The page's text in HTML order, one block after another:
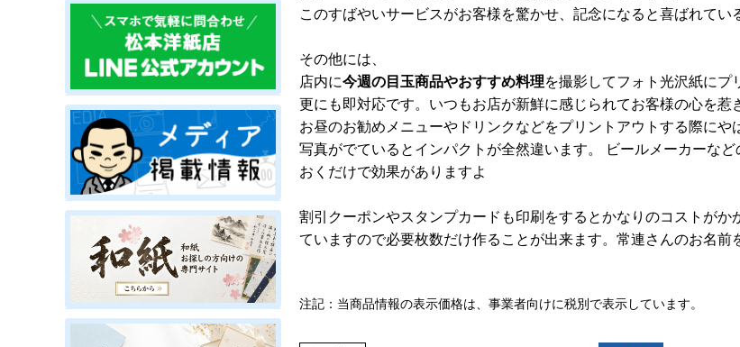
このすばやいサービスがお客様を驚かせ、記念になると喜ばれてい
その他には、
店内に今週の目玉商品やおすすめ料理を撮影してフォト光沢紙にプ
更にも即対応です。いつもお店が新鮮に感じられてお客様の心を惹
お昼のお勧めメニューやドリンクなどをプリントアウトする際に
写真がでているとインパクトが全然違います。 ビールメーカーな
おくだけで効果がありますよ
割引クーポンやスタンプカードも印刷をするとかなりのコストが
ていますので必要枚数だけ作ることが出来ます。常連さんのお名
注記：当商品情報の表示価格は、事業者向けに税別で表示しています。